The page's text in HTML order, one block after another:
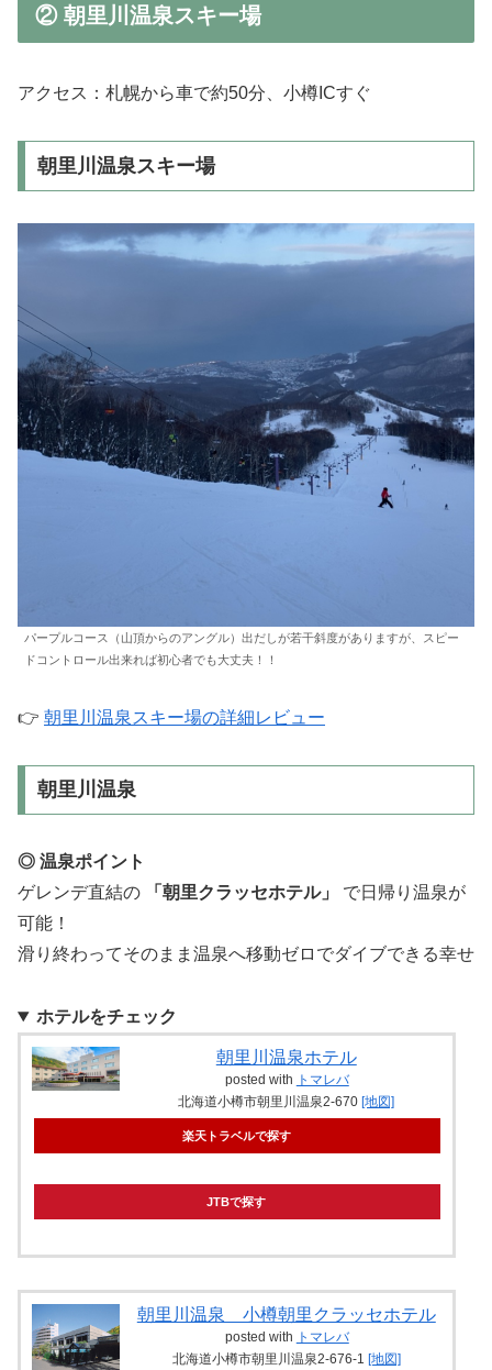
② 朝里川温泉スキー場
アクセス：札幌から車で約50分、小樽ICすぐ
朝里川温泉スキー場
パープルコース（山頂からのアングル）出だしが若干斜度がありますが、スピー
ドコントロール出来れば初心者でも大丈夫！！
👉 朝里川温泉スキー場の詳細レビュー
朝里川温泉
◎ 温泉ポイント
ゲレンデ直結の
「朝里クラッセホテル」
で日帰り温泉が
可能！
滑り終わってそのまま温泉へ移動ゼロでダイブできる幸せ
ホテルをチェック
朝里川温泉ホテル
posted with トマレバ
北海道小樽市朝里川温泉2-670 [地図]
楽天トラベルで探す
JTBで探す
朝里川温泉 小樽朝里クラッセホテル
posted with トマレバ
北海道小樽市朝里川温泉2-676-1 [地図]